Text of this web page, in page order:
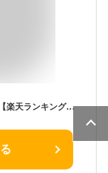
＼ポイント最大10倍！14日（水）23:59まで／【楽天ランキング1位受賞】【送料無料】天然石 イヤリング ブルーレースアゲート ＆ スワロフスキー ひし形 | カルセドニー 大ぶり 40代 50代 60代 70代 誕生日 プレゼント 母 12月 誕生石 母の日 ae